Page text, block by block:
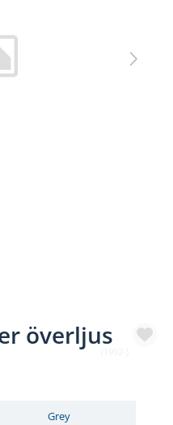
överljus
(1992-)
Grey